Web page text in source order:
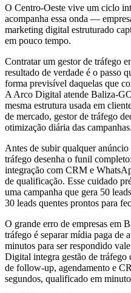
O Centro-Oeste vive um ciclo
acompanha essa onda —
marketing digital estruturado
em pouco tempo.
Contratar um gestor de tráfego
resultado de verdade é o passo
forma previsível daquelas que
A Arco Digital atende Baliza-
mesma estrutura usada em
de mercado, gestor de tráfego
otimização diária das campanhas.
Antes de subir qualquer
tráfego desenha o funil
integração com CRM e
de qualificação. Esse cuidado
uma campanha que gera 50
30 leads quentes prontos para
O grande erro de empresas em
tráfego é separar mídia paga de
minutos para ser respondido
Digital integra gestão de
de follow-up, agendamento e
segundos, qualificado em